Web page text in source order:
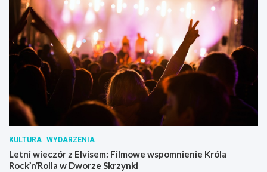
KULTURA WYDARZENIA
Letni wieczór z Elvisem: Filmowe wspomnienie Króla
Rock’n’Rolla w Dworze Skrzynki